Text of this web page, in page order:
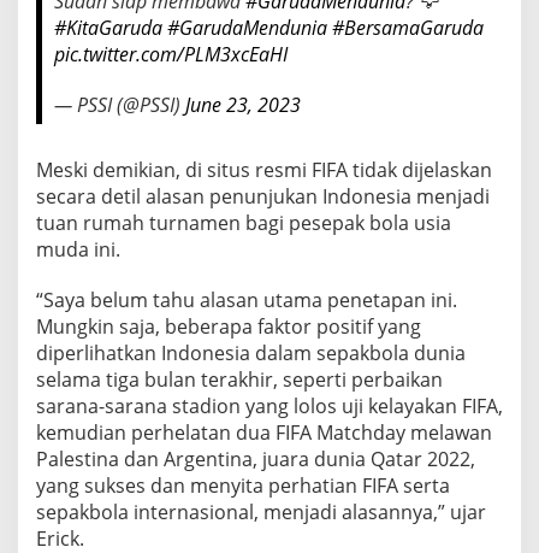
#KitaGaruda#GarudaMendunia#BersamaGaruda
pic.twitter.com/PLM3xcEaHI
— PSSI (@PSSI) June 23, 2023
Meski demikian, di situs resmi FIFA tidak dijelaskan
secara detil alasan penunjukan Indonesia menjadi
tuan rumah turnamen bagi pesepak bola usia
muda ini.
“Saya belum tahu alasan utama penetapan ini.
Mungkin saja, beberapa faktor positif yang
diperlihatkan Indonesia dalam sepakbola dunia
selama tiga bulan terakhir, seperti perbaikan
sarana-sarana stadion yang lolos uji kelayakan FIFA,
kemudian perhelatan dua FIFA Matchday melawan
Palestina dan Argentina, juara dunia Qatar 2022,
yang sukses dan menyita perhatian FIFA serta
sepakbola internasional, menjadi alasannya,” ujar
Erick.